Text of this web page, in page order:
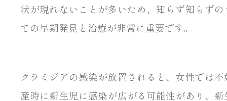
状が現れないことが多いため、知らず知らず
ての早期発見と治療が非常に重要です。
クラミジアの感染が放置されると、女性では
産時に新生児に感染が広がる可能性があり、